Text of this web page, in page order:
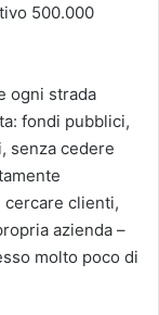
500.000
ogni strada
fondi pubblici,
senza cedere
cercare clienti,
azienda –
molto poco di